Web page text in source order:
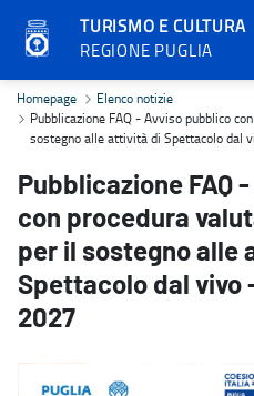
TURISMO E CULTURA
REGIONE PUGLIA
Pubblicazione FAQ - Avviso
Homepage
Elenco notizie
Pubblicazione FAQ - Avviso pubblico
sostegno alle attività di Spettacolo dal
Pubblicazione FAQ
con procedura
per il sostegno alle
Spettacolo dal vivo
2027